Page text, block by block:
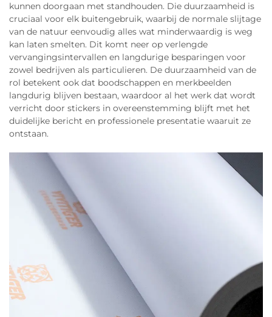
kunnen doorgaan met standhouden. Die duurzaamheid is
cruciaal voor elk buitengebruik, waarbij de normale slijtage
van de natuur eenvoudig alles wat minderwaardig is weg
kan laten smelten. Dit komt neer op verlengde
vervangingsintervallen en langdurige besparingen voor
zowel bedrijven als particulieren. De duurzaamheid van de
rol betekent ook dat boodschappen en merkbeelden
langdurig blijven bestaan, waardoor al het werk dat wordt
verricht door stickers in overeenstemming blijft met het
duidelijke bericht en professionele presentatie waaruit ze
ontstaan.